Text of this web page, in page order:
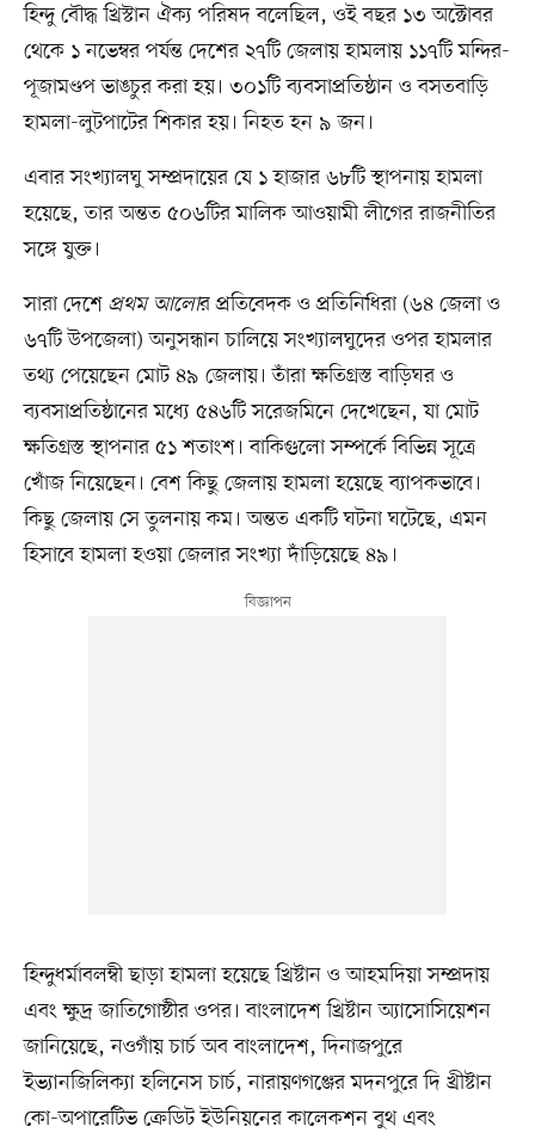
হিন্দু বৌদ্ধ খ্রিস্টান ঐক্য পরিষদ বলেছিল, ওই বছর ১৩ অক্টোবর
থেকে ১ নভেম্বর পর্যন্ত দেশের ২৭টি জেলায় হামলায় ১১৭টি মন্দির-
পূজামণ্ডপ ভাঙচুর করা হয়। ৩০১টি ব্যবসাপ্রতিষ্ঠান ও বসতবাড়ি
হামলা-লুটপাটের শিকার হয়। নিহত হন ৯ জন।
এবার সংখ্যালঘু সম্প্রদায়ের যে ১ হাজার ৬৮টি স্থাপনায় হামলা
হয়েছে, তার অন্তত ৫০৬টির মালিক আওয়ামী লীগের রাজনীতির
সঙ্গে যুক্ত।
সারা দেশে প্রথম আলোর প্রতিবেদক ও প্রতিনিধিরা (৬৪ জেলা ও
৬৭টি উপজেলা) অনুসন্ধান চালিয়ে সংখ্যালঘুদের ওপর হামলার
তথ্য পেয়েছেন মোট ৪৯ জেলায়। তাঁরা ক্ষতিগ্রস্ত বাড়িঘর ও
ব্যবসাপ্রতিষ্ঠানের মধ্যে ৫৪৬টি সরেজমিনে দেখেছেন, যা মোট
ক্ষতিগ্রস্ত স্থাপনার ৫১ শতাংশ। বাকিগুলো সম্পর্কে বিভিন্ন সূত্রে
খোঁজ নিয়েছেন। বেশ কিছু জেলায় হামলা হয়েছে ব্যাপকভাবে।
কিছু জেলায় সে তুলনায় কম। অন্তত একটি ঘটনা ঘটেছে, এমন
হিসাবে হামলা হওয়া জেলার সংখ্যা দাঁড়িয়েছে ৪৯।
হিন্দুধর্মাবলম্বী ছাড়া হামলা হয়েছে খ্রিষ্টান ও আহমদিয়া সম্প্রদায়
এবং ক্ষুদ্র জাতিগোষ্ঠীর ওপর। বাংলাদেশ খ্রিষ্টান অ্যাসোসিয়েশন
জানিয়েছে, নওগাঁয় চার্চ অব বাংলাদেশ, দিনাজপুরে
ইভ্যানজিলিক্যা হলিনেস চার্চ, নারায়ণগঞ্জের মদনপুরে দি খ্রীষ্টান
কো-অপারেটিভ ক্রেডিট ইউনিয়নের কালেকশন বুথ এবং